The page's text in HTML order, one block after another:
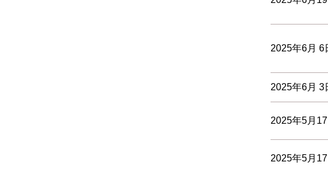
2025年6月 6
2025年6月 3
2025年5月17
2025年5月17